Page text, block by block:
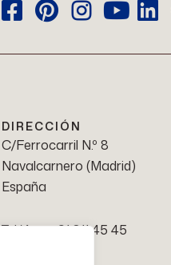
DIRECCIÓN
C/Ferrocarril N.º 8
Navalcarnero (Madrid)
España
Teléfono: 91 811 45 45